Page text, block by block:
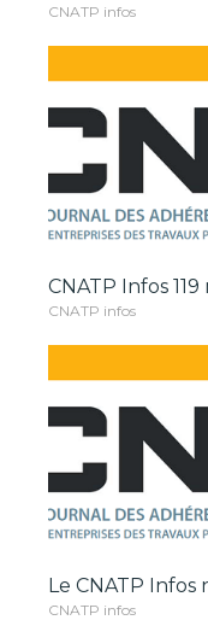
CNATP infos
CNATP Infos
CNATP infos
Le CNATP Infos
CNATP infos